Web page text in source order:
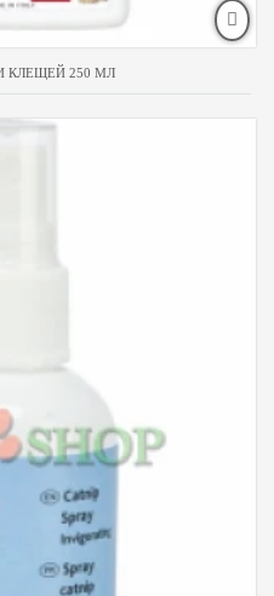
И КЛЕЩЕЙ 250 МЛ